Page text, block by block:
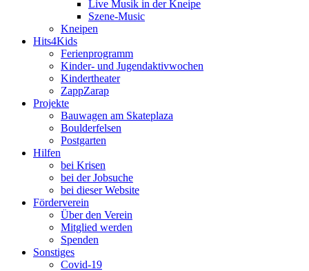
Live Musik in der Kneipe
Szene-Music
Kneipen
Hits4Kids
Ferienprogramm
Kinder- und Jugendaktivwochen
Kindertheater
ZappZarap
Projekte
Bauwagen am Skateplaza
Boulderfelsen
Postgarten
Hilfen
bei Krisen
bei der Jobsuche
bei dieser Website
Förderverein
Über den Verein
Mitglied werden
Spenden
Sonstiges
Covid-19